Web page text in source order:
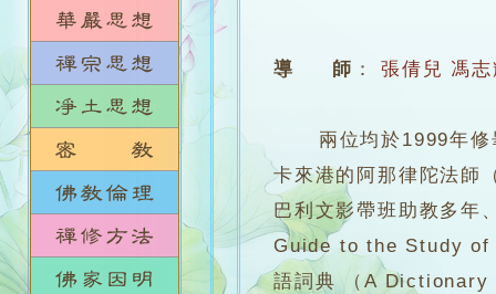
導 師 ： 張倩兒 馮
兩位均於1999年修畢
卡來港的阿那律陀法師
巴利文影帶班助教多年
Guide to the Study of
語詞典 （A